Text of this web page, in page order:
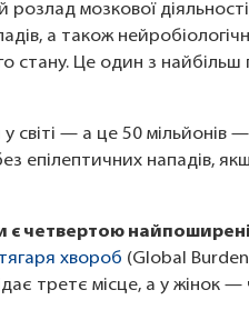
розлад мозкової
а також
стану. Це один з
світі — а це 50 мільйонів
епілептичних нападів,
є четвертою
хвороб (Global
третє місце, а у жінок